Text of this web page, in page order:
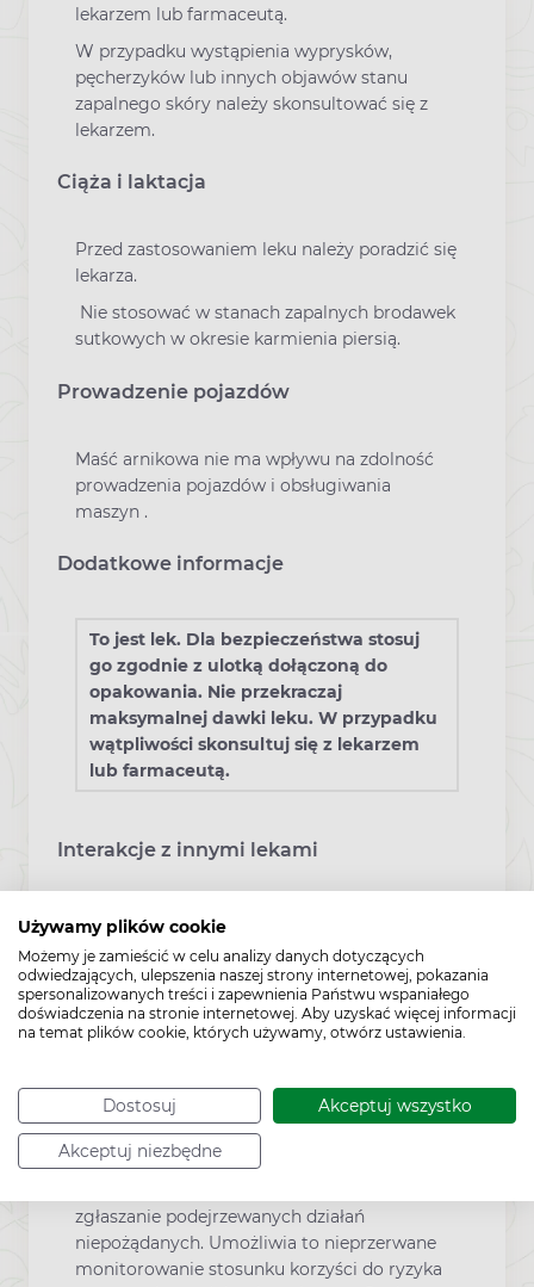
Używamy plików cookie
Możemy je zamieścić w celu analizy danych dotyczących
odwiedzających, ulepszenia naszej strony internetowej, pokazania
spersonalizowanych treści i zapewnienia Państwu wspaniałego
doświadczenia na stronie internetowej. Aby uzyskać więcej informacji
na temat plików cookie, których używamy, otwórz ustawienia.
Dostosuj Akceptuj wszystko
Akceptuj niezbędne
lekarzem lub farmaceutą.
W przypadku wystąpienia wyprysków,
pęcherzyków lub innych objawów stanu
zapalnego skóry należy skonsultować się z
lekarzem.
Ciąża i laktacja
Przed zastosowaniem leku należy poradzić się
lekarza.
Nie stosować w stanach zapalnych brodawek
sutkowych w okresie karmienia piersią.
Prowadzenie pojazdów
Maść arnikowa nie ma wpływu na zdolność
prowadzenia pojazdów i obsługiwania
maszyn .
Dodatkowe informacje
To jest lek. Dla bezpieczeństwa stosuj
go zgodnie z ulotką dołączoną do
opakowania. Nie przekraczaj
maksymalnej dawki leku. W przypadku
wątpliwości skonsultuj się z lekarzem
lub farmaceutą.
Interakcje z innymi lekami
Nie znane
Działania niepożądane
Mogą wystąpić odczyny alergiczne skóry (np.
Zgłaszanie podejrzewanych działań
niepożądanych
Po dopuszczeniu produktu leczniczego do
zgłaszanie podejrzewanych działań
niepożądanych. Umożliwia to nieprzerwane
monitorowanie stosunku korzyści do ryzyka